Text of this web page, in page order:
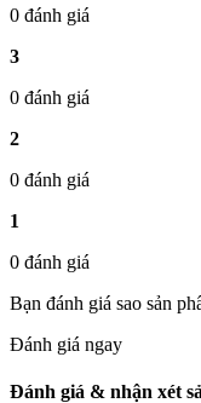
0 đánh giá
3
0 đánh giá
2
0 đánh giá
1
0 đánh giá
Bạn đánh giá sao sản
Đánh giá ngay
Đánh giá & nhận xét